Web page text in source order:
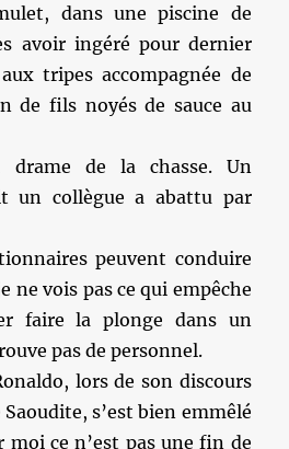
dans une piscine de
avoir ingéré pour dernier
tripes accompagnée de
de fils noyés de sauce au
de la chasse. Un
un collègue a abattu par
peuvent conduire
ne vois pas ce qui empêche
faire la plonge dans un
pas de personnel.
lors de son discours
s’est bien emmêlé
moi ce n’est pas une fin de